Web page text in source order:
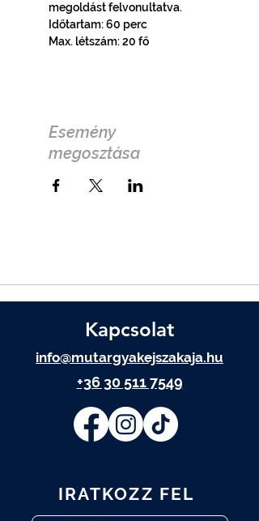
megoldást felvonultatva.
Időtartam: 60 perc
Max. létszám: 20 fő
Esemény
megosztása
Kapcsolat
info@mutargyakejszakaja.hu
+36 30 511 7549
IRATKOZZ FEL